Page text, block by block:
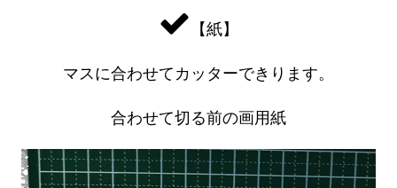
【紙】
マスに合わせてカッターできります。
合わせて切る前の画用紙